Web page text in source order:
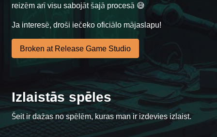
reizēm arī visu sabojāt šajā procesā 😅
Ja interesē, droši iečeko oficiālo mājaslapu!
Broken at Release Game Studio
Izlaistās spēles
Šeit ir dažas no spēlēm, kuras man ir izdevies izlaist.
Case #1472